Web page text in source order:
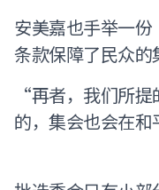
安美嘉也手举一
条款保障了民众的
“再者，我们所
的，集会也会在和